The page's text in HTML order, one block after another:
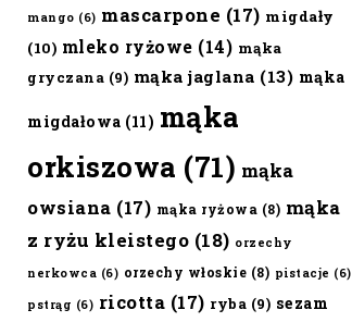
mango (6) mascarpone (17) migdały
(10) mleko ryżowe (14) mąka
gryczana (9) mąka jaglana (13) mąka
migdałowa (11) mąka
orkiszowa (71) mąka
owsiana (17) mąka ryżowa (8) mąka
z ryżu kleistego (18) orzechy
nerkowca (6) orzechy włoskie (8) pistacje (6)
pstrąg (6) ricotta (17) ryba (9) sezam